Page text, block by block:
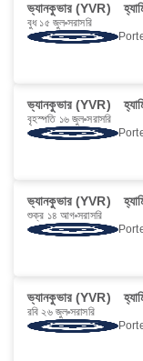
ভ্যানকুভার (YVR)
বুধ ১৫ জুল সরাসরি
ভ্যানকুভার (YVR)
বৃহস্পতি ১৬ জুল সরাসরি
ভ্যানকুভার (YVR)
শুক্র ১৪ আগ সরাসরি
ভ্যানকুভার (YVR)
রবি ২৬ জুল সরাসরি